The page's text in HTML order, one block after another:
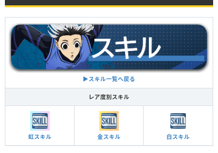
▶︎スキル一覧へ戻る
レア度別スキル
虹スキル 金スキル 白スキル